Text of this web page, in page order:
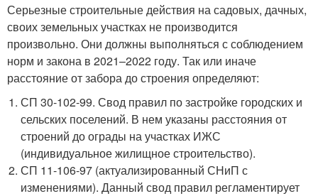
Серьезные строительные действия на садовых, дачных,
своих земельных участках не производится
произвольно. Они должны выполняться с соблюдением
норм и закона в 2021–2022 году. Так или иначе
расстояние от забора до строения определяют:
СП 30-102-99. Свод правил по застройке городских и
сельских поселений. В нем указаны расстояния от
строений до ограды на участках ИЖС
(индивидуальное жилищное строительство).
СП 11-106-97 (актуализированный СНиП с
изменениями). Данный свод правил регламентирует